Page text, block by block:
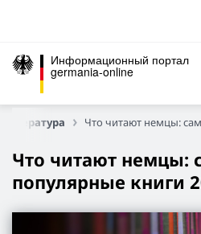
Информационный портал
germania-online
Литература Что читают немцы:
Что читают немцы:
популярные книги